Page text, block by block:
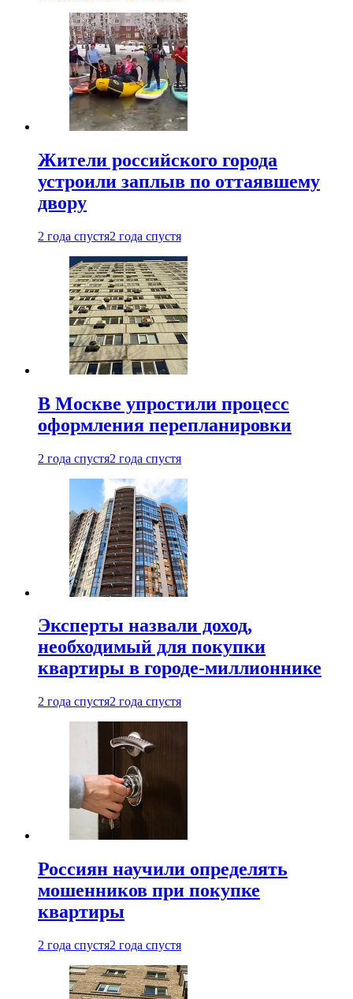
Жители российского города
устроили заплыв по оттаявшему
двору
2 года спустя2 года спустя
В Москве упростили процесс
оформления перепланировки
2 года спустя2 года спустя
Эксперты назвали доход,
необходимый для покупки
квартиры в городе-миллионнике
2 года спустя2 года спустя
Россиян научили определять
мошенников при покупке
квартиры
2 года спустя2 года спустя